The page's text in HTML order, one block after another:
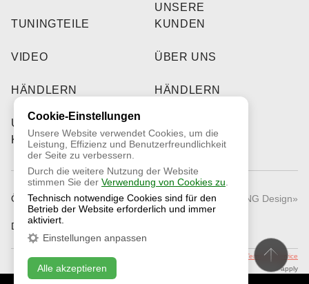
TUNINGTEILE
VIDEO
HÄNDLERN
UNSERE
KUNDEN
UNSERE
KUNDEN
ÜBER UNS
HÄNDLERN
© 2026 «RNG Design»
Öffentliches Angebot
Datenschutzrichtlinie
This site is protected by reCAPTCHA and the Google
Terms of Service
apply
Cookie-Einstellungen
Unsere Website verwendet Cookies, um die
Leistung, Effizienz und Benutzerfreundlichkeit
der Seite zu verbessern.
Durch die weitere Nutzung der Website
stimmen Sie der Verwendung von Cookies zu
Technisch notwendige Cookies sind für den
Betrieb der Website erforderlich und immer
aktiviert.
Einstellungen anpassen
Alle akzeptieren